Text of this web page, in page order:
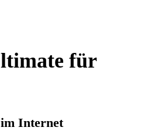
für
Internet